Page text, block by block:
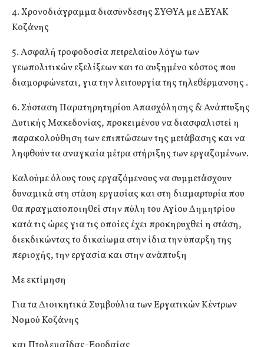
4. Χρονοδιάγραμμα διασύνδεσης ΣΥΘΥΑ με ΔΕΥΑΚ
Κοζάνης
5. Ασφαλή τροφοδοσία πετρελαίου λόγω των
γεωπολιτικών εξελίξεων και το αυξημένο κόστος που
διαμορφώνεται, για την λειτουργία της τηλεθέρμανσης .
6. Σύσταση Παρατηρητηρίου Απασχόλησης & Ανάπτυξης
Δυτικής Μακεδονίας, προκειμένου να διασφαλιστεί η
παρακολούθηση των επιπτώσεων της μετάβασης και να
ληφθούν τα αναγκαία μέτρα στήριξης των εργαζομένων.
Καλούμε όλους τους εργαζόμενους να συμμετάσχουν
δυναμικά στη στάση εργασίας και στη διαμαρτυρία που
θα πραγματοποιηθεί στην πύλη του Αγίου Δημητρίου
κατά τις ώρες για τις οποίες έχει προκηρυχθεί η στάση,
διεκδικώντας το δικαίωμα στην ίδια την ύπαρξη της
περιοχής, την εργασία και στην ανάπτυξη
Με εκτίμηση
Για τα Διοικητικά Συμβούλια των Εργατικών Κέντρων
Νομού Κοζάνης